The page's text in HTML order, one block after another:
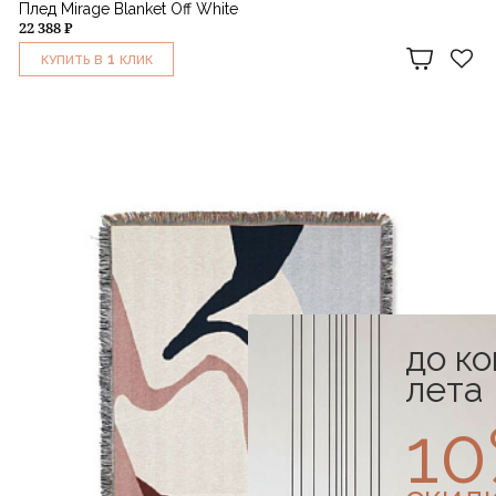
Плед Mirage Blanket Off White
22 388 ₽
КУПИТЬ В 1 КЛИК
до
лета